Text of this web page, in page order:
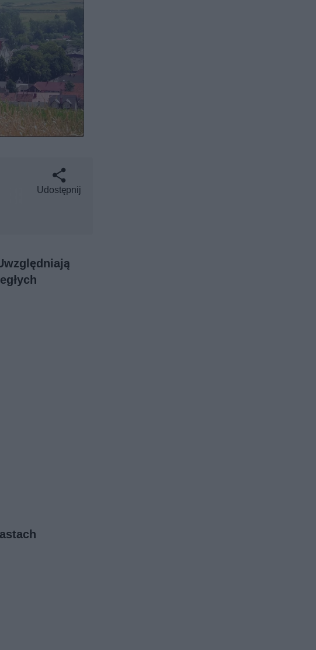
Udostępnij